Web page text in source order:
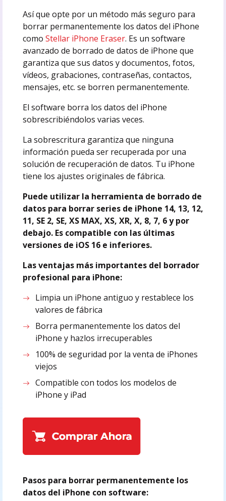
Así que opte por un método más seguro para
borrar permanentemente los datos del iPhone
como Stellar iPhone Eraser. Es un software
avanzado de borrado de datos de iPhone que
garantiza que sus datos y documentos, fotos,
vídeos, grabaciones, contraseñas, contactos,
mensajes, etc. se borren permanentemente.
El software borra los datos del iPhone
sobrescribiéndolos varias veces.
La sobrescritura garantiza que ninguna
información pueda ser recuperada por una
solución de recuperación de datos. Tu iPhone
tiene los ajustes originales de fábrica.
Puede utilizar la herramienta de borrado de
datos para borrar series de iPhone 14, 13, 12,
11, SE 2, SE, XS MAX, XS, XR, X, 8, 7, 6 y por
debajo. Es compatible con las últimas
versiones de iOS 16 e inferiores.
Las ventajas más importantes del borrador
profesional para iPhone:
Limpia un iPhone antiguo y restablece los
valores de fábrica
Borra permanentemente los datos del
iPhone y hazlos irrecuperables
100% de seguridad por la venta de iPhones
viejos
Compatible con todos los modelos de
iPhone y iPad
Pasos para borrar permanentemente los
datos del iPhone con software: